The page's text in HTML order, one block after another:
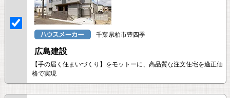
千葉県柏市豊四季
広島建設
【手の届く住まいづくり】をモットーに、高品質な注文住宅を適正価
格で実現